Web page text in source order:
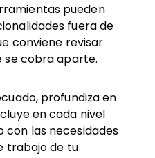
pueden
fuera de
conviene revisar
se cobra aparte.
profundiza en
en cada nivel
con las necesidades
trabajo de tu